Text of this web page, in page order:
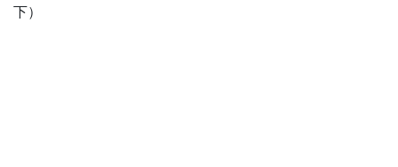
下）